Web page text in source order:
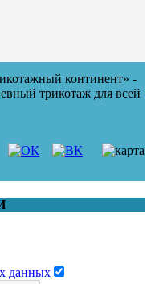
континент» -
трикотаж для всей
данных